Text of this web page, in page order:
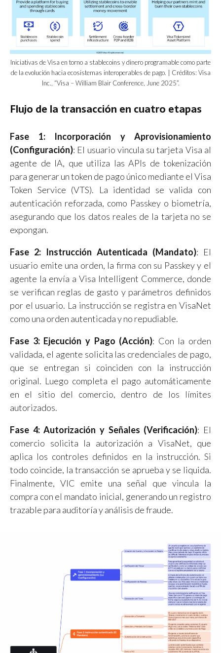
Iniciativas de Visa en torno a stablecoins y dinero programable como parte
de la evolución hacia ecosistemas interoperables de pago. | Créditos: Visa
Inc., “Visa – William Blair Conference, June 2025”.
Flujo de la transacción en cuatro etapas
Fase 1: Incorporación y Aprovisionamiento
(Configuración): El usuario vincula su tarjeta Visa al
agente de IA, que utiliza las APIs de tokenización
para generar un token de pago único mediante el Visa
Token Service (VTS). La identidad se valida con
autenticación reforzada, como Passkey o biometría,
asegurando que los datos reales de la tarjeta no se
expongan.
Fase 2: Instrucción Autenticada (Mandato): El
usuario emite una orden, la firma con su Passkey y el
agente la envía a Visa Intelligent Commerce, donde
se verifican reglas de gasto y parámetros definidos
por el usuario. La instrucción se registra en VisaNet
como una orden autenticada y no repudiable.
Fase 3: Ejecución y Pago (Acción): Con la orden
validada, el agente solicita las credenciales de pago,
que se entregan si coinciden con la instrucción
original. Luego completa el pago automáticamente
en el sitio del comercio, dentro de los límites
autorizados.
Fase 4: Autorización y Señales (Verificación): El
comercio solicita la autorización a VisaNet, que
aplica los controles definidos en la instrucción. Si
todo coincide, la transacción se aprueba y se liquida.
Finalmente, VIC emite una señal que vincula la
compra con el mandato inicial, generando un registro
trazable para auditoría y análisis de fraude.